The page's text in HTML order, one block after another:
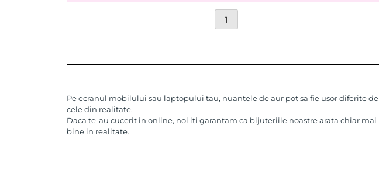
1
Pe ecranul mobilului sau laptopului tau, nuantele de aur pot sa fie usor diferite de
cele din realitate.
Daca te-au cucerit in online, noi iti garantam ca bijuteriile noastre arata chiar mai
bine in realitate.